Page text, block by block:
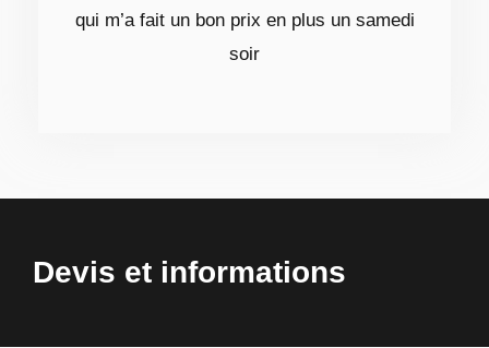
qui m’a fait un bon prix en plus un samedi
soir
Devis et informations